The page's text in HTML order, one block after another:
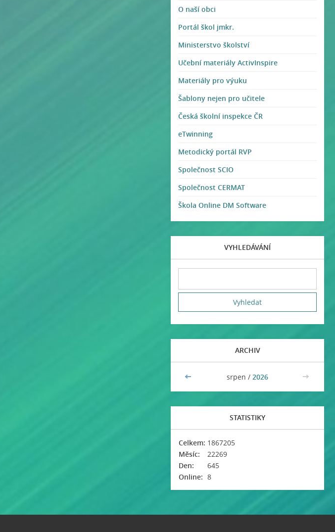
O naší obci
Portál škol jmkr.
Ministerstvo školství
Učební materiály ActivInspire
Materiály pro výuku
Šablony nejen pro učitele
Česká školní inspekce ČR
eTwinning
Metodický portál RVP
Společnost SCIO
Společnost CERMAT
Škola Online DM Software
VYHLEDÁVÁNÍ
ARCHIV
<< srpen / 2026 >>
STATISTIKY
Online: 8
Celkem: 1867205
Měsíc:
22269
Den:
645